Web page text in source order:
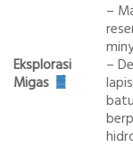
Eksplorasi
Migas
–
–